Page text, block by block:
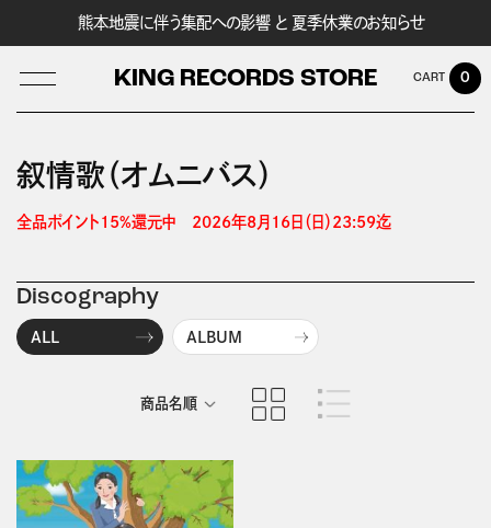
熊本地震に伴う集配への影響 と 夏季休業のお知らせ
KING RECORDS STORE
LOG IN
0
叙情歌（オムニバス）
全品ポイント15%還元中　2026年8月16日（日）23:59迄
Discography
ALL ALBUM
商品名順